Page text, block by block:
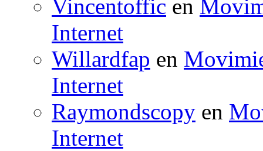
Vincentoffic en
Internet
Willardfap en
Internet
Raymondscopy en
Internet